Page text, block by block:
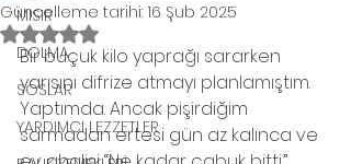
MISIR
DOLMA
SOSLAR
YARDIMCI LEZZETLER
Güncelleme tarihi: 16 Şub 2025
5 üzerinden NaN yıldız
Bir buçuk kilo yaprağı sararken
yarısını difrize atmayı planlamıştım.
Yaptımda. Ancak pişirdiğim
sarmadan ertesi gün az kalınca ve